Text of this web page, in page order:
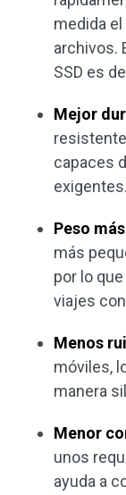
medida
archivos.
SSD es
Mejor
capaces
exigentes.
Peso
más
por lo
viajes
Menos
móviles,
manera
Menor
unos
ayuda a